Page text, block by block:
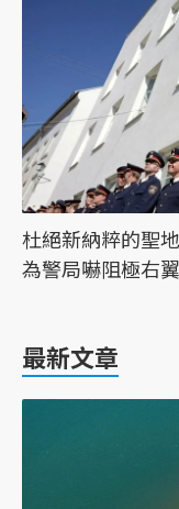
杜絕新納粹的聖
為警局嚇阻極右翼
最新文章